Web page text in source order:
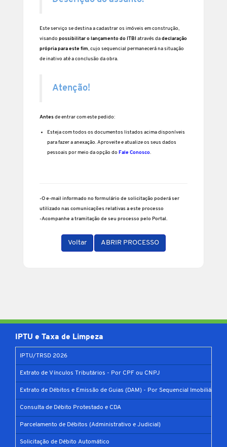
Este serviço se destina a cadastrar os imóveis em construção,
visando possibilitar o lançamento do ITBI através dadeclaração
própria para este fim, cujo sequencial permanecerá na situação
de inativo até a conclusão da obra.
Atenção!
Antesde entrar com este pedido:
Esteja com todos os documentos listados acima disponíveis
para fazer a anexação. Aproveite e atualize os seus dados
pessoais por meio da opção do Fale Conosco.
-O e-mail informado no formulário de solicitação poderá ser
utilizado nas comunicações relativas a este processo
-Acompanhe a tramitação de seu processo pelo Portal.
Voltar ABRIR PROCESSO
IPTU e Taxa de Limpeza
IPTU/TRSD 2026
Extrato de Vínculos Tributários - Por CPF ou CNPJ
Extrato de Débitos e Emissão de Guias (DAM) - Por Sequencial Imobiliário
Consulta de Débito Protestado e CDA
Parcelamento de Débitos (Administrativo e Judicial)
Solicitação de Débito Automático